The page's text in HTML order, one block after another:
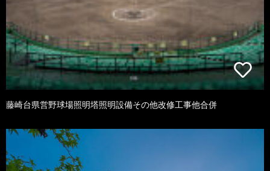
藤崎台県営野球場照明塔照明設備その他改修工事他合併